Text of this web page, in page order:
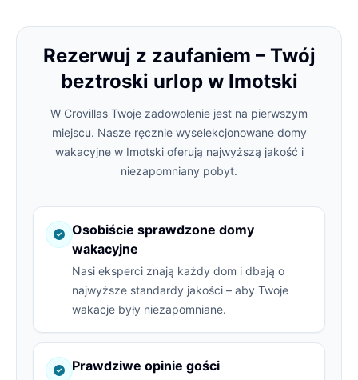
Rezerwuj z zaufaniem – Twój
beztroski urlop w Imotski
W Crovillas Twoje zadowolenie jest na pierwszym
miejscu. Nasze ręcznie wyselekcjonowane domy
wakacyjne w Imotski oferują najwyższą jakość i
niezapomniany pobyt.
Osobiście sprawdzone domy
wakacyjne
Nasi eksperci znają każdy dom i dbają o
najwyższe standardy jakości – aby Twoje
wakacje były niezapomniane.
Prawdziwe opinie gości